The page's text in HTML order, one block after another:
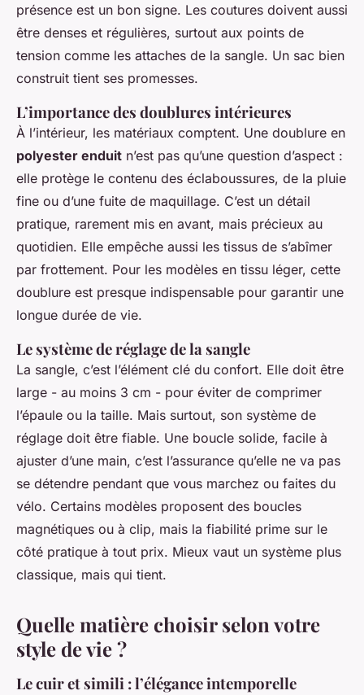
présence est un bon signe. Les coutures doivent aussi
être denses et régulières, surtout aux points de
tension comme les attaches de la sangle. Un sac bien
construit tient ses promesses.
L’importance des doublures intérieures
À l’intérieur, les matériaux comptent. Une doublure en
polyester enduit n’est pas qu’une question d’aspect :
elle protège le contenu des éclaboussures, de la pluie
fine ou d’une fuite de maquillage. C’est un détail
pratique, rarement mis en avant, mais précieux au
quotidien. Elle empêche aussi les tissus de s’abîmer
par frottement. Pour les modèles en tissu léger, cette
doublure est presque indispensable pour garantir une
longue durée de vie.
Le système de réglage de la sangle
La sangle, c’est l’élément clé du confort. Elle doit être
large - au moins 3 cm - pour éviter de comprimer
l’épaule ou la taille. Mais surtout, son système de
réglage doit être fiable. Une boucle solide, facile à
ajuster d’une main, c’est l’assurance qu’elle ne va pas
se détendre pendant que vous marchez ou faites du
vélo. Certains modèles proposent des boucles
magnétiques ou à clip, mais la fiabilité prime sur le
côté pratique à tout prix. Mieux vaut un système plus
classique, mais qui tient.
Quelle matière choisir selon votre
style de vie ?
Le cuir et simili : l’élégance intemporelle